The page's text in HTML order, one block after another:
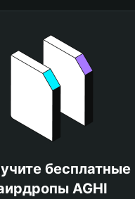
бесплатные
AGHI